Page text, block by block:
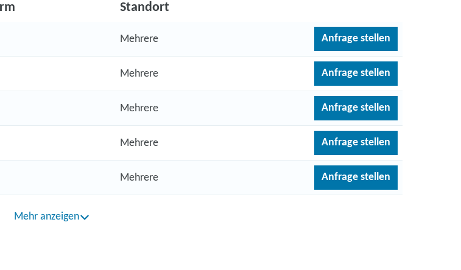
Standort
Mehrere Anfrage stellen
Mehrere Anfrage stellen
Mehrere Anfrage stellen
Mehrere Anfrage stellen
Mehrere Anfrage stellen
Mehr anzeigen